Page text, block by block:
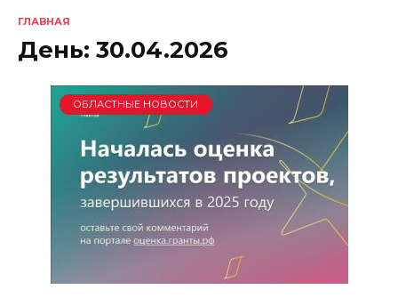
ГЛАВНАЯ
День: 30.04.2026
ОБЛАСТНЫЕ НОВОСТИ